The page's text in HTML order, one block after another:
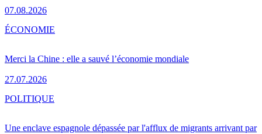
07.08.2026
Merci la Chine : elle a sauvé l’économie mondiale
27.07.2026
ÉCONOMIE
Une enclave espagnole dépassée par l'afflux de migrants arrivant par
POLITIQUE